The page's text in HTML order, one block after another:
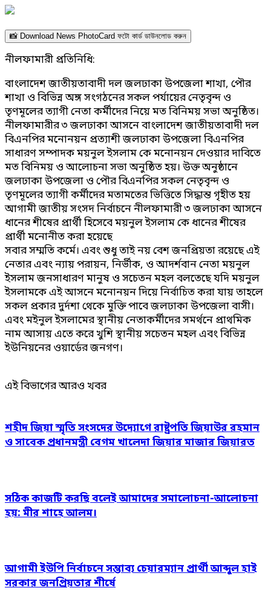
📸 Download News PhotoCard ফটো কার্ড ডাউনলোড করুন
নীলফামারী প্রতিনিধি:
বাংলাদেশ জাতীয়তাবাদী দল জলঢাকা উপজেলা শাখা, পৌর
শাখা ও বিভিন্ন অঙ্গ সংগঠনের সকল পর্যায়ের নেতৃবৃন্দ ও
তৃণমূলের ত্যাগী নেতা কর্মীদের নিয়ে মত বিনিময় সভা অনুষ্ঠিত।
নীলফামারীর ৩ জলঢাকা আসনে বাংলাদেশ জাতীয়তাবাদী দল
বিএনপির মনোনয়ন প্রত্যাশী জলঢাকা উপজেলা বিএনপির
সাধারণ সম্পাদক ময়নুল ইসলাম কে মনোনয়ন দেওয়ার দাবিতে
মত বিনিময় ও আলোচনা সভা অনুষ্ঠিত হয়। উক্ত অনুষ্ঠানে
জলঢাকা উপজেলা ও পৌর বিএনপির সকল নেতৃবৃন্দ ও
তৃণমূলের ত্যাগী কর্মীদের মতামতের ভিত্তিতে সিদ্ধান্ত গৃহীত হয়
আগামী জাতীয় সংসদ নির্বাচনে নীলফামারী ৩ জলঢাকা আসনে
ধানের শীষের প্রার্থী হিসেবে ময়নুল ইসলাম কে ধানের শীষের
প্রার্থী মনোনীত করা হয়েছে
সবার সম্মতি কর্মে। এবং শুধু তাই নয় বেশ জনপ্রিয়তা রয়েছে এই
নেতার এবং ন্যায় পরায়ন, নির্ভীক, ও আদর্শবান নেতা ময়নুল
ইসলাম জনসাধারণ মানুষ ও সচেতন মহল বলতেছে যদি ময়নুল
ইসলামকে এই আসনে মনোনয়ন দিয়ে নির্বাচিত করা যায় তাহলে
সকল প্রকার দুর্দশা থেকে মুক্তি পাবে জলঢাকা উপজেলা বাসী।
এবং মইনুল ইসলামের স্থানীয় নেতাকর্মীদের সমর্থনে প্রাথমিক
নাম আসায় এতে করে খুশি স্থানীয় সচেতন মহল এবং বিভিন্ন
ইউনিয়নের ওয়ার্ডের জনগণ।
এই বিভাগের আরও খবর
শহীদ জিয়া স্মৃতি সংসদের উদ্যোগে রাষ্ট্রপতি জিয়াউর রহমান
ও সাবেক প্রধানমন্ত্রী বেগম খালেদা জিয়ার মাজার জিয়ারত
সঠিক কাজটি করছি বলেই আমাদের সমালোচনা-আলোচনা
হয়: মীর শাহে আলম।
আগামী ইউপি নির্বাচনে সম্ভাব্য চেয়ারম্যান প্রার্থী আব্দুল হাই
সরকার জনপ্রিয়তার শীর্ষে